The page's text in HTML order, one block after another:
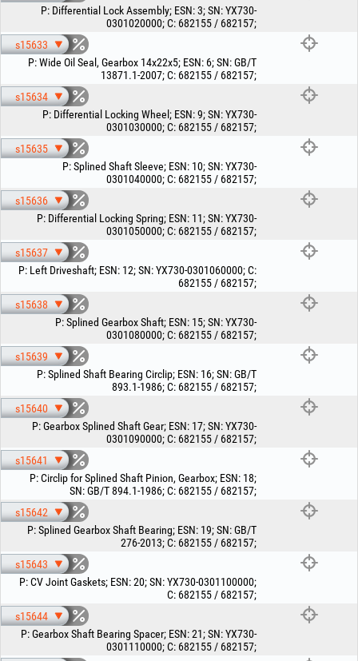
P: Differential Lock Assembly; ESN:3;SN:YX730-
0301020000;C: 682155 / 682157;
s15633
P:Wide Oil Seal, Gearbox 14x22x5; ESN: 6;SN:GB/T
13871.1-2007;C: 682155 / 682157;
s15634
P: Differential Locking Wheel ; ESN:9;SN:YX730-
0301030000;C: 682155 / 682157;
s15635
P:Splined Shaft Sleeve; ESN: 10;SN:YX730-
0301040000;C: 682155 / 682157;
s15636
P: Differential Locking Spring; ESN: 11;SN:YX730-
0301050000;C: 682155 / 682157;
s15637
P: Left Driveshaft; ESN: 12;SN:YX730-0301060000;C:
682155 / 682157;
s15638
P:Splined Gearbox Shaft; ESN: 15;SN:YX730-
0301080000;C: 682155 / 682157;
s15639
P:Splined Shaft Bearing Circlip; ESN: 16;SN:GB/T
893.1-1986;C: 682155 / 682157;
s15640
P:Gearbox Splined Shaft Gear; ESN: 17;SN:YX730-
0301090000;C: 682155 / 682157;
s15641
P:Circlip for Splined Shaft Pinion, Gearbox; ESN: 18;
SN:GB/T 894.1-1986;C: 682155 / 682157;
s15642
P:Splined Gearbox Shaft Bearing; ESN: 19;SN:GB/T
276-2013;C: 682155 / 682157;
s15643
P:CV Joint Gaskets; ESN:20;SN:YX730-0301100000;
C: 682155 / 682157;
s15644
P:Gearbox Shaft Bearing Spacer; ESN:21;SN:YX730-
0301110000;C: 682155 / 682157;